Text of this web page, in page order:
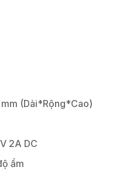
(Dài*Rộng*Cao)
2A DC
ẩm